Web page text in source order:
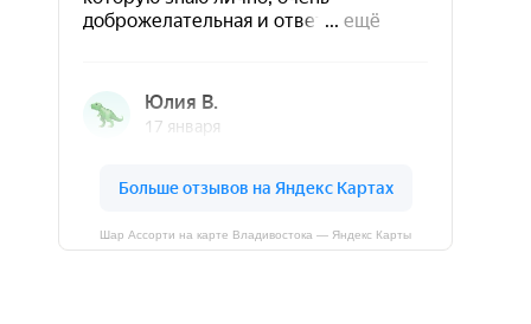
Шар Ассорти на карте Владивостока — Яндекс Карты